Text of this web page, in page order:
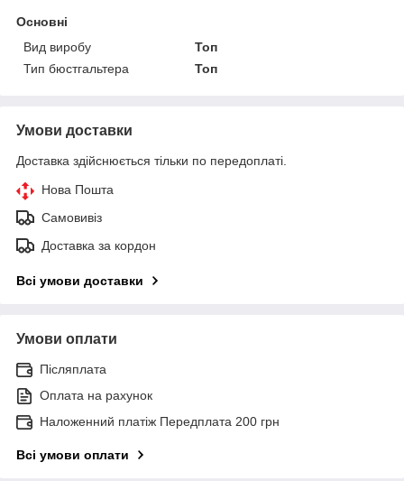
Основні
Вид виробу
Топ
Тип бюстгальтера
Топ
Умови доставки
Доставка здійснюється тільки по передоплаті.
Нова Пошта
Самовивіз
Доставка за кордон
Всі умови доставки
Умови оплати
Післяплата
Оплата на рахунок
Наложенний платіж Передплата 200 грн
Всі умови оплати